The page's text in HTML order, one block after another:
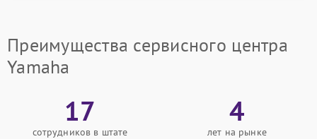
Преимущества сервисного центра
Yamaha
17
сотрудников в штате
4
лет на рынке